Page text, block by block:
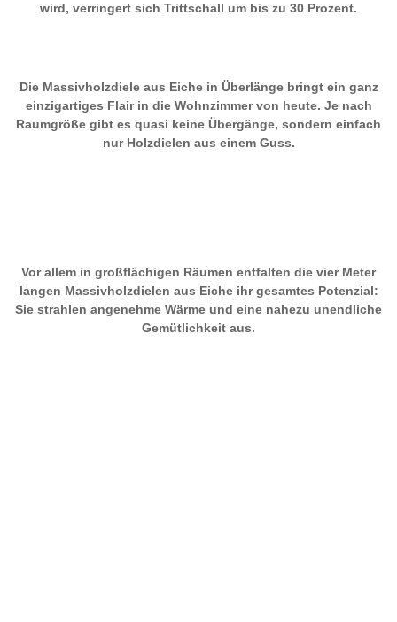
wird, verringert sich Trittschall um bis zu 30 Prozent.
Die Massivholzdiele aus Eiche in Überlänge bringt ein ganz
einzigartiges Flair in die Wohnzimmer von heute. Je nach
Raumgröße gibt es quasi keine Übergänge, sondern einfach
nur Holzdielen aus einem Guss.
Vor allem in großflächigen Räumen entfalten die vier Meter
langen Massivholzdielen aus Eiche ihr gesamtes Potenzial:
Sie strahlen angenehme Wärme und eine nahezu unendliche
Gemütlichkeit aus.